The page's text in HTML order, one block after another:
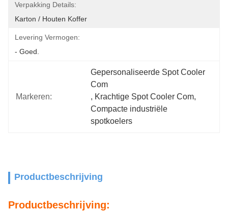
Verpakking Details:
Karton / Houten Koffer
Levering Vermogen:
- Goed.
Markeren:
Gepersonaliseerde Spot Cooler
Com
, Krachtige Spot Cooler Com,
Compacte industriële
spotkoelers
Productbeschrijving
Productbeschrijving: